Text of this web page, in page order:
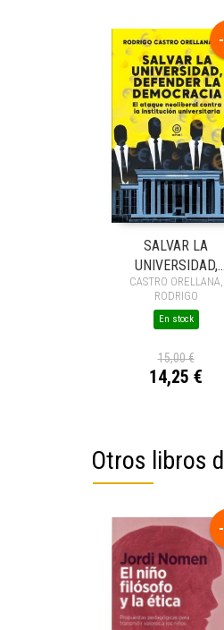
SALVAR LA
UNIVERSIDAD,
DEFENDER LA
DEMOCRACIA
CASTRO ORELLANA,
RODRIGO
En stock
15,00 €
14,25 €
Otros libros